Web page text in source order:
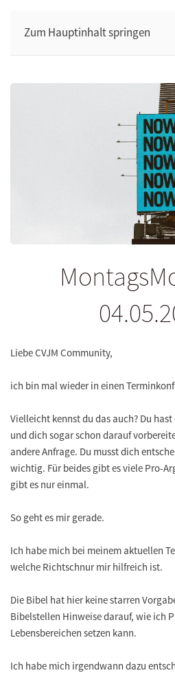
Zum Hauptinhalt springen
Liebe CVJM Community,
ich bin mal wieder in einen
Vielleicht kennst du das auch? Du
und dich sogar schon darauf
andere Anfrage. Du musst dich
wichtig. Für beides gibt es viele Pro-
gibt es nur einmal.
So geht es mir gerade.
Ich habe mich bei meinem aktuellen
welche Richtschnur mir hilfreich ist.
Die Bibel hat hier keine starren
Bibelstellen Hinweise darauf, wie ich
Lebensbereichen setzen kann.
Ich habe mich irgendwann dazu